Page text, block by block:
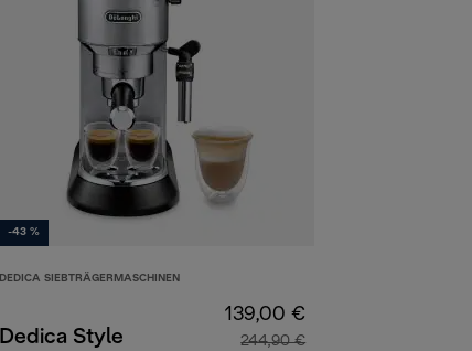
-43 %
DEDICA SIEBTRÄGERMASCHINEN
Dedica Style
139,00 €
244,90 €